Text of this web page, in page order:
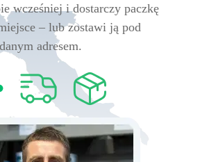
wcześniej i dostarczy paczkę
– lub zostawi ją pod
adresem.